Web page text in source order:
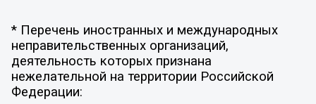
* Перечень иностранных и международных
неправительственных организаций,
деятельность которых признана
нежелательной на территории Российской
Федерации: